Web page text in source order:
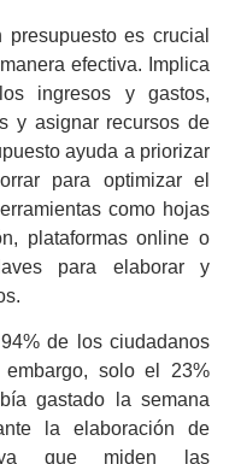
es crucial
efectiva. Implica
ingresos y gastos,
y asignar recursos de
ayuda a priorizar
para optimizar el
como hojas
plataformas online o
para elaborar y
de los ciudadanos
solo el 23%
gastado la semana
la elaboración de
ya que miden las